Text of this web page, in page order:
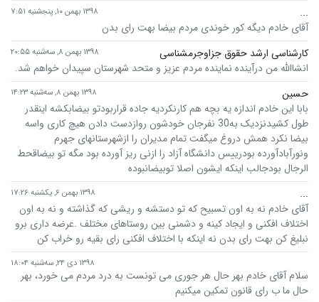
...
۱۳۹۸ بهمن ۱۰, پنجشنبه ۷:۵۱
آقای خادم دیگه کور خوندی مردم بیضا بهت رای بدن
کارشناسی ارشد حقوق جزاوجرمشناسی
۱۳۹۸ بهمن ۸, سه‌شنبه ۲۰:۵۵
انشاالله من درآینده نماینده مردم عزیز و متحد شهرستان سپیدان خواهم شد.
حسین
۱۳۹۸ بهمن ۸, سه‌شنبه ۱۴:۲۳
بابا این خادم اندازه یه بچه هم کارنکردیه جاده قراربودتو بیضابکشه اینقدر
طول کشیدنزدیک به30 نفرجان خودشون روازدست دادن هیچ کاری واسه
بیضا نکرد همش دروغ میگفت تمام مدیران را ازشهرستانهای جهرم
ونورآبادآورده بودرییس دانشگاه آزاد را ازنی ریز آورده بود مگه تو بیضاقحط
الرجال بودجالب اینکه ایشون اصلا توبیضانبوده
...
۱۳۹۸ بهمن ۶, یکشنبه ۱۷:۲۶
آقای خادم نه به اون تسبیح که تو دستشه و ریشی که گذاشته و نه به اون
اختلاف افکنی و ایجاد کینه و دشمنی بین روستاهای مختلف .عرضه داری برو
نبلیغ کن بهت رای بدن نه اینکه با اختلاف افکنی رای بقیه رو خراب کن
۱۳۹۸ دی ۲۴, سه‌شنبه ۱۸:۰۴
سلام آقای خادم بهر حال هر جوری می تونست به درد مردم می خورد، بهر
حال ما ب رای قانون تمکین میکنیم